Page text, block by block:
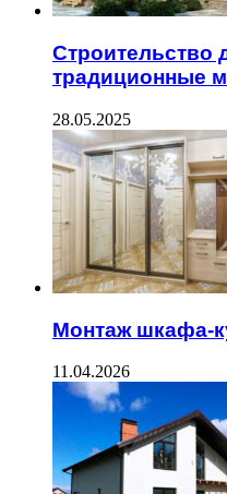
Строительство
традиционные
28.05.2025
Монтаж шкафа-
11.04.2026